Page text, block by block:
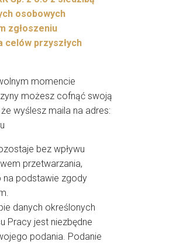
osobowych
zgłoszeniu
celów przyszłych
momencie
możesz cofnąć swoją
wyślesz maila na adres:
bez wpływu
przetwarzania,
podstawie zgody
danych określonych
Pracy jest niezbędne
podania. Podanie